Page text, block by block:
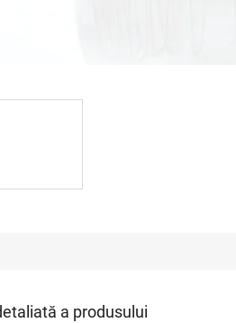
a produsului